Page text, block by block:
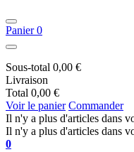
Panier 0
Sous-total 0,00 €
Livraison
Total 0,00 €
Voir le panier Commander
Il n'y a plus d'articles dans
Il n'y a plus d'articles dans
0